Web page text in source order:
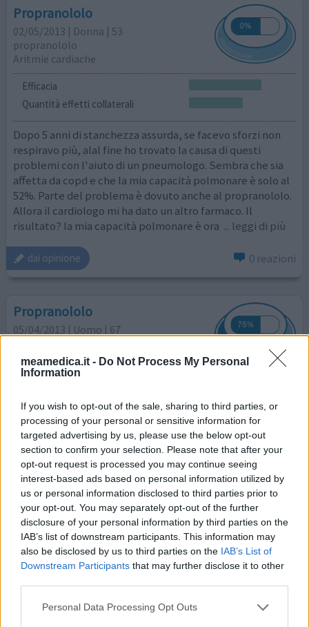
meamedica.it - Do Not Process My Personal
Information
If you wish to opt-out of the sale, sharing to third parties, or
processing of your personal or sensitive information for
targeted advertising by us, please use the below opt-out
section to confirm your selection. Please note that after your
opt-out request is processed you may continue seeing
interest-based ads based on personal information utilized by
us or personal information disclosed to third parties prior to
your opt-out. You may separately opt-out of the further
disclosure of your personal information by third parties on the
IAB’s list of downstream participants. This information may
also be disclosed by us to third parties on the IAB’s List of
Downstream Participants that may further disclose it to other
Personal Data Processing Opt Outs
Propranololo
02/05/2013 | Donna | 53
propranololo
Aritmie cardiache
Efficacia
Quantità effetti collaterali
Dopo 5 anni di stanchezza assurda, se facevo sforzi non
respiravo più, alal fine ho trovato la causa di questi
problemi con l'aiuto di un pneumologo. Sembra che sia
affetta da copd e che la mia capacità polmonare è solo al
52%. Parte del problema è dovuto anche al propranololo.
Allora il cardiologo mi ha dato un altro farmaco. Il
risultato? la mia capacità polmonare è ora ... leggi di più
dai opinione 0 reazioni
Propranololo
05/04/2013 | Uomo | 67
Emicrania
Quantità effetti collaterali
Ho iniziato a prendere il Metroprololo per un lieve rialzo
della pressione. Il medico speravo anche che gli attcchi di
emicrania diminuissero. Quando però abbiamo visto che
non era così, allora sono passato al Propranololo 50mg al
giorno. L'effetto sull'emicrania è stato incredibile: da 4 o 5
attacchi per mesi a 1!Per quanto riguarda la pressione, i
due farmaci hanno lo s... leggi di più
dai opinione 0 reazioni
Propranololo